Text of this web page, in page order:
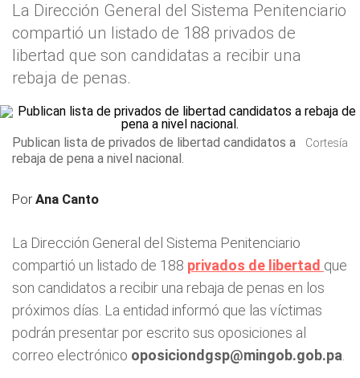
La Dirección General del Sistema Penitenciario
compartió un listado de 188 privados de
libertad que son candidatas a recibir una
rebaja de penas.
Publican lista de privados de libertad candidatos a
rebaja de pena a nivel nacional.
Cortesía
PorAna Canto
La Dirección General del Sistema Penitenciario
compartió un listado de 188 privados de libertad que
son candidatos a recibir una rebaja de penas en los
próximos días. La entidad informó que las víctimas
podrán presentar por escrito sus oposiciones al
correo electrónico oposiciondgsp@mingob.gob.pa